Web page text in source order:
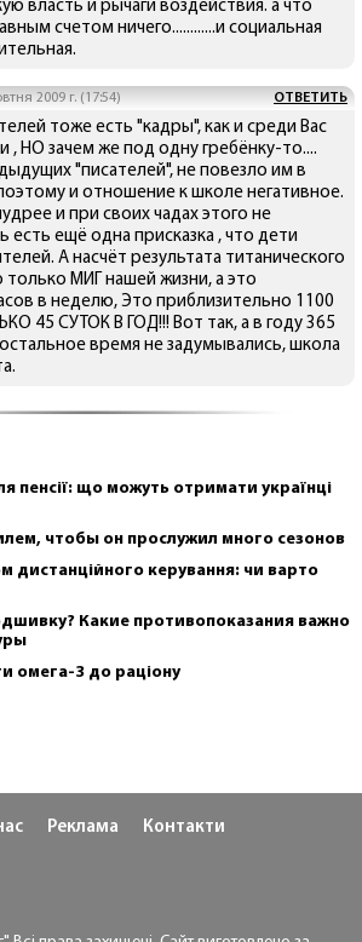
власть и рычаги воздействия. а что
счетом ничего............и социальная
2009 г. (17:54) ОТВЕТИТЬ
тоже есть "кадры", как и среди Вас
, НО зачем же под одну гребёнку-то....
"писателей", не повезло им в
и отношение к школе негативное.
и при своих чадах этого не
есть ещё одна присказка , что дети
А насчёт результата титанического
только МИГ нашей жизни, а это
в неделю, Это приблизительно 1100
45 СУТОК В ГОД!!! Вот так, а в году 365
время не задумывались, школа
пенсії: що можуть отримати українці
чтобы он прослужил много сезонов
дистанційного керування: чи варто
Какие противопоказания важно
омега-3 до раціону
Реклама Контакти